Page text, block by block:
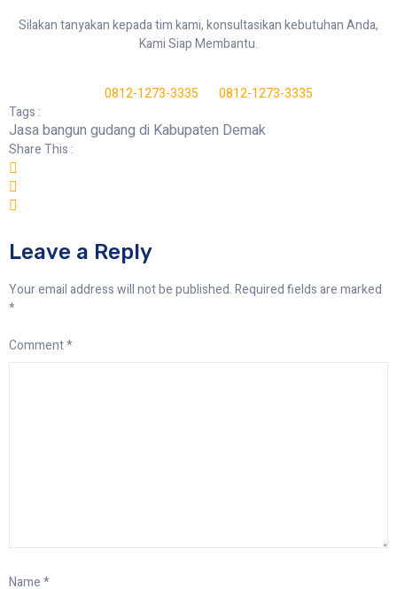
Silakan tanyakan kepada tim kami, konsultasikan kebutuhan Anda,
Kami Siap Membantu.
0812-1273-3335
0812-1273-3335
Tags :
Jasa bangun gudang di Kabupaten Demak
Share This :
Leave a Reply
Your email address will not be published.Required fields are marked
*
Comment*
Name*